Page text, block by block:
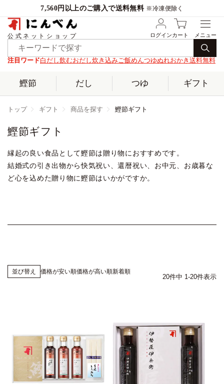
7,560円以上のご購入で送料無料 ※冷凍便除く
公式ネットショップ ログインカート
注目ワード白だし飲むおだし炊き込みご飯めんつゆぬれおかき 送料無料
鰹節 だし つゆ ギフト
トップ ギフト 商品を探す 鰹節ギフト
鰹節ギフト
縁起の良い食品として鰹節は贈り物におすすめです。
結婚式の引き出物から快気祝い、還暦祝い、お中元、お歳暮な
ど心を込めた贈り物に鰹節はいかがですか。
並び替え 価格が安い順価格が高い順新着順
20件中 1 -20件表示